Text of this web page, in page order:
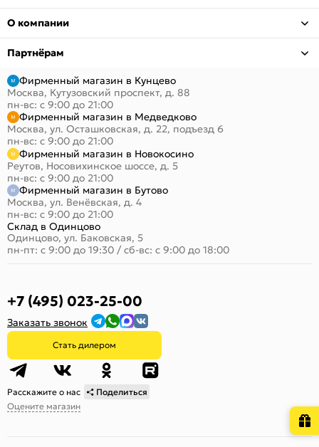
О компании
Партнёрам
Фирменный магазин в Кунцево
Москва, Кутузовский проспект, д. 88
пн-вс: с 9:00 до 21:00
Фирменный магазин в Медведково
Москва, ул. Осташковская, д. 22, подъезд 6
пн-вс: с 9:00 до 21:00
Фирменный магазин в Новокосино
Реутов, Носовихинское шоссе, д. 5
пн-вс: с 9:00 до 21:00
Фирменный магазин в Бутово
Москва, ул. Венёвская, д. 4
пн-вс: с 9:00 до 21:00
Склад в Одинцово
Одинцово, ул. Баковская, 5
пн-пт: с 9:00 до 19:30 / сб-вс: с 9:00 до 18:00
+7 (495) 023-25-00
Заказать звонок
Стать дилером
Расскажите о нас
Поделиться
Оцените магазин